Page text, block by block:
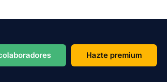
Hazte premium